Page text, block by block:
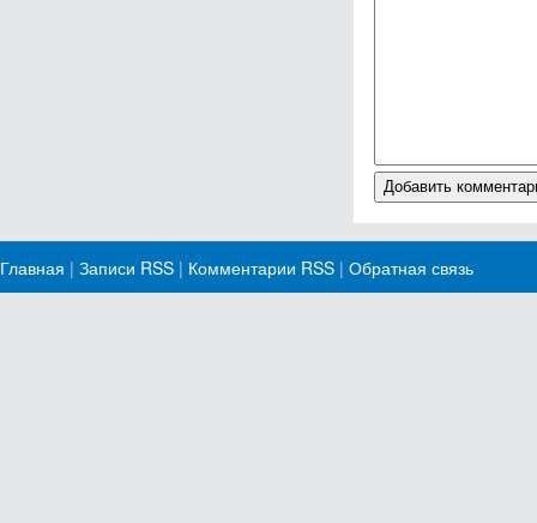
Главная | Записи RSS | Комментарии RSS | Обратная связь